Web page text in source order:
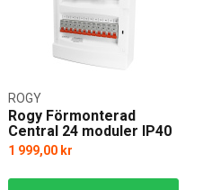
Rogy Förmonterad
Central 24 moduler IP40
ROGY
1 999,00 kr